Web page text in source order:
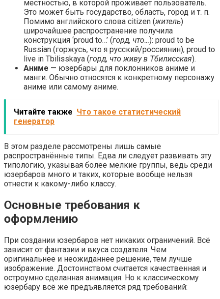
местностью, в которой проживает пользователь.
Это может быть государство, область, город и т. п.
Помимо английского слова citizen (житель)
широчайшее распространение получила
конструкция ‘proud to…’ (горд, что…): proud to be
Russian (горжусь, что я русский/россиянин), proud to
live in Tbilisskaya (горд, что живу в Тбилисская).
Аниме — юзербары для поклонников аниме и
манги. Обычно относятся к конкретному персонажу
аниме или самому аниме.
Читайте также Что такое статистический
генератор
В этом разделе рассмотрены лишь самые
распространённые типы. Едва ли следует развивать эту
типологию, указывая более мелкие группы, ведь среди
юзербаров много и таких, которые вообще нельзя
отнести к какому-либо классу.
Основные требования к
оформлению
При создании юзербаров нет никаких ограничений. Всё
зависит от фантазии и вкуса создателя. Чем
оригинальнее и неожиданнее решение, тем лучше
изображение. Достоинством считается качественная и
остроумно сделанная анимация. Но к классическому
юзербару всё же предъявляется ряд требований: